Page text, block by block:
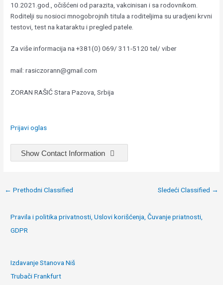
10.2021.god., očišćeni od parazita, vakcinisan i sa rodovnikom.
Roditelji su nosioci mnogobrojnih titula a roditeljima su uradjeni krvni
testovi, test na kataraktu i pregled patele.
Za više informacija na +381(0) 069/ 311-5120 tel/ viber
mail: rasiczorann@gmail.com
ZORAN RAŠIĆ Stara Pazova, Srbija
Prijavi oglas
Show Contact Information
Post
← Prethodni Classified Sledeći Classified →
Pravila i politika privatnosti, Uslovi korišćenja, Čuvanje priatnosti,
GDPR
Izdavanje Stanova Niš
Trubači Frankfurt